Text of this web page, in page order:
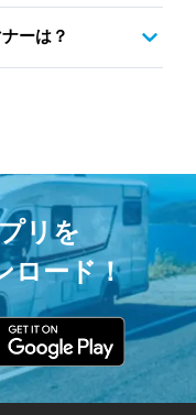
ーは？
リを
ロード！